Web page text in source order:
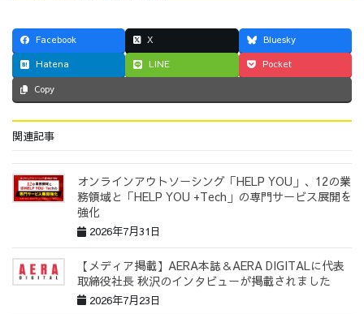
Facebook X
Bluesky
Hatena
LINE Pocket
Copy
関連記事
オンラインアウトソーシング「HELP YOU」、12の業
務領域と「HELP YOU +Tech」の専門サービス展開を
強化
2026年7月31日
【メディア掲載】AERA本誌＆AERA DIGITALに代表
取締役社長 秋沢のインタビューが掲載されました
2026年7月23日